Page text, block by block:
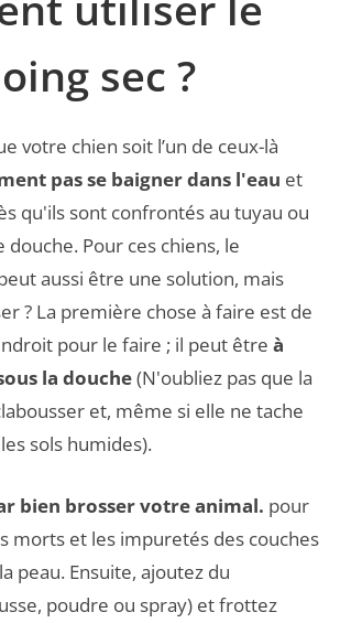
sec ?
votre chien soit l’un de ceux-là
pas se baigner dans l'eau et
qu'ils sont confrontés au tuyau ou
Pour ces chiens, le
aussi être une solution, mais
? La première chose à faire est de
pour le faire ; il peut être à
la douche(N'oubliez pas que la
et, même si elle ne tache
sols humides).
bien brosser votre animal. pour
morts et les impuretés des couches
peau. Ensuite, ajoutez du
poudre ou spray) et frottez